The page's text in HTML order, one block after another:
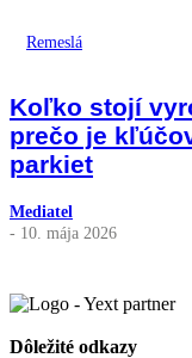
Remeslá
Koľko stojí
prečo je
parkiet
Mediatel
- 10. mája 2026
Dôležité odkazy